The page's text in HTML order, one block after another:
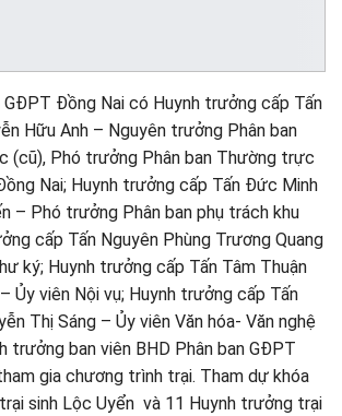
GĐPT Đồng Nai có Huynh trưởng cấp Tấn
Hữu Anh – Nguyên trưởng Phân ban
(cũ), Phó trưởng Phân ban Thường trực
Nai; Huynh trưởng cấp Tấn Đức Minh
– Phó trưởng Phân ban phụ trách khu
cấp Tấn Nguyên Phùng Trương Quang
ký; Huynh trưởng cấp Tấn Tâm Thuận
Ủy viên Nội vụ; Huynh trưởng cấp Tấn
Thị Sáng – Ủy viên Văn hóa- Văn nghệ
trưởng ban viên BHD Phân ban GĐPT
gia chương trình trại. Tham dự khóa
sinh Lộc Uyển và 11 Huynh trưởng trại